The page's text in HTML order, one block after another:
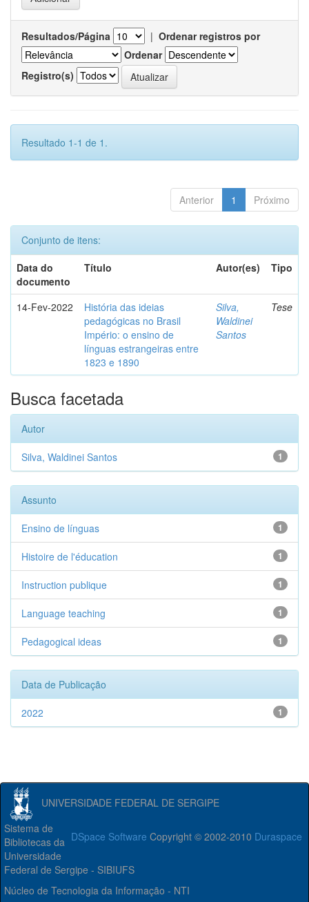
Resultados/Página | Ordenar registros por
Ordenar
Registro(s)
Resultado 1-1 de 1.
Anterior 1 Próximo
Conjunto de itens:
Data do
documento
Título Autor(es) Tipo
14-Fev-2022
História das ideias
pedagógicas no Brasil
Império: o ensino de
línguas estrangeiras entre
1823 e 1890
Silva,
Waldinei
Santos
Tese
Busca facetada
Autor
1
Silva, Waldinei Santos
Assunto
1
Ensino de línguas
1
Histoire de l'éducation
1
Instruction publique
1
Language teaching
1
Pedagogical ideas
Data de Publicação
1
2022
UNIVERSIDADE FEDERAL DE SERGIPE
DSpace Software Copyright © 2002-2010 Duraspace
Sistema de
Bibliotecas da
Universidade
Federal de Sergipe - SIBIUFS
Núcleo de Tecnologia da Informação - NTI